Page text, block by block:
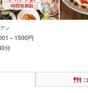
ン
～1500円
分